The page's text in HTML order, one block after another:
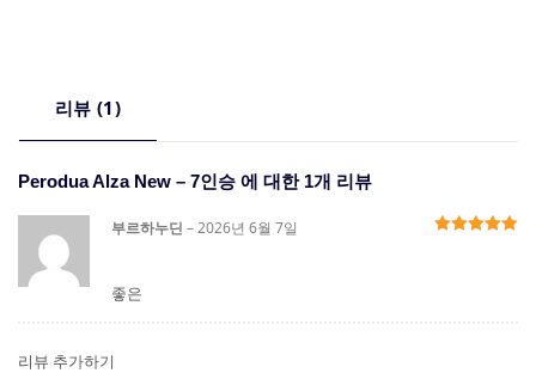
리뷰 (1)
Perodua Alza New – 7인승 에 대한 1개 리뷰
부르하누딘 –2026년 6월 7일
좋은
리뷰 추가하기